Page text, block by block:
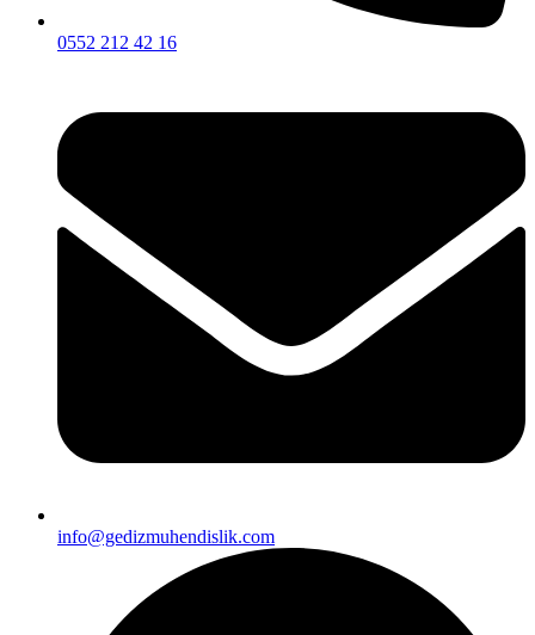
0552 212 42 16
info@gedizmuhendislik.com